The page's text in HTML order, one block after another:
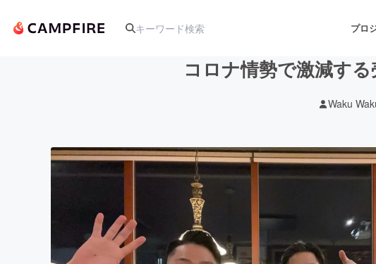
プロ
アート・写真 音楽
テクノロジー・ガジェット
映像・映画 書籍・雑
コロナ情勢で激減す
Waku